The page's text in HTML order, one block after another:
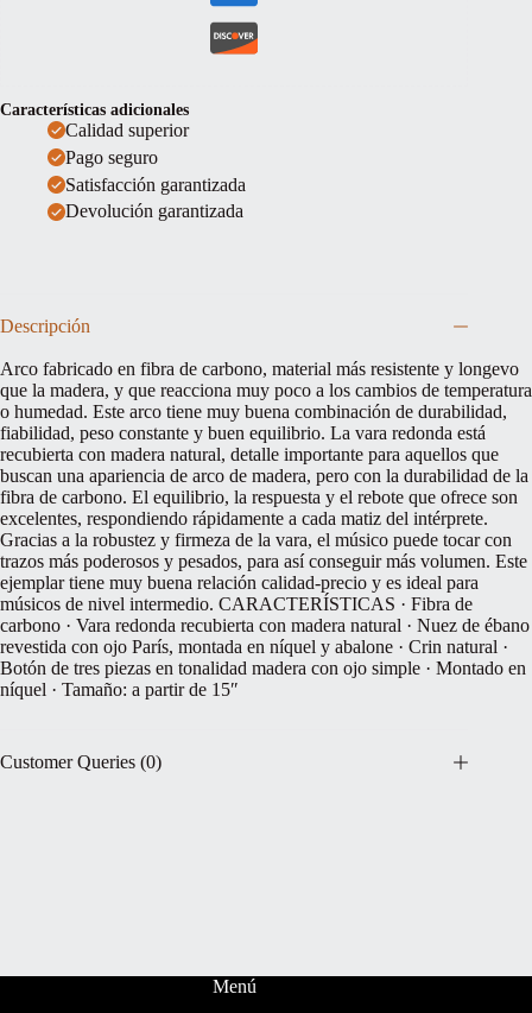
Características adicionales
Calidad superior
Pago seguro
Satisfacción garantizada
Devolución garantizada
Descripción
Arco fabricado en fibra de carbono, material más resistente y longevo
que la madera, y que reacciona muy poco a los cambios de temperatura
o humedad. Este arco tiene muy buena combinación de durabilidad,
fiabilidad, peso constante y buen equilibrio. La vara redonda está
recubierta con madera natural, detalle importante para aquellos que
buscan una apariencia de arco de madera, pero con la durabilidad de la
fibra de carbono. El equilibrio, la respuesta y el rebote que ofrece son
excelentes, respondiendo rápidamente a cada matiz del intérprete.
Gracias a la robustez y firmeza de la vara, el músico puede tocar con
trazos más poderosos y pesados, para así conseguir más volumen. Este
ejemplar tiene muy buena relación calidad-precio y es ideal para
músicos de nivel intermedio. CARACTERÍSTICAS · Fibra de
carbono · Vara redonda recubierta con madera natural · Nuez de ébano
revestida con ojo París, montada en níquel y abalone · Crin natural ·
Botón de tres piezas en tonalidad madera con ojo simple · Montado en
níquel · Tamaño: a partir de 15″
Customer Queries (0)
Menú